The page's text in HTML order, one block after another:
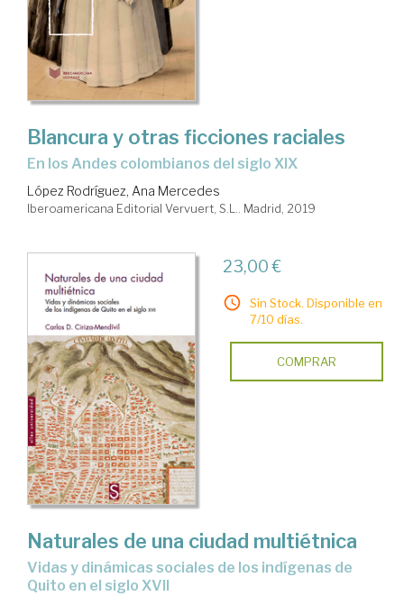
Blancura y otras ficciones raciales
en los Andes colombianos del siglo XIX
López Rodríguez, Ana Mercedes
Iberoamericana Editorial Vervuert, S.L.. Madrid, 2019
23,00 €
Sin Stock. Disponible en
7/10 días.
COMPRAR
Naturales de una ciudad multiétnica
vidas y dinámicas sociales de los indígenas de
Quito en el siglo XVII